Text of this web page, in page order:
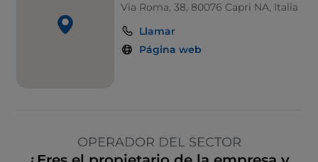
Via Roma, 38, 80076 Capri NA, Italia
Llamar
Página web
OPERADOR DEL SECTOR